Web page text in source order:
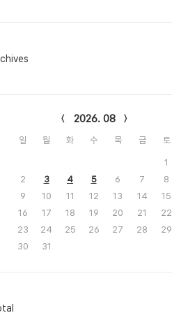
2026. 08
일 월 화 수 목 금 토
1
2
3 4 5 6 7
8
9
10 11 12 13 14
15
16
17 18 19 20 21
22
23
24 25 26 27 28
29
30
31